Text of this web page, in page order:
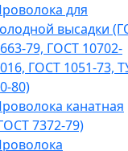
для
высадки
79, ГОСТ 10702-
ГОСТ 1051-73,
80)
канатная
7372-79)